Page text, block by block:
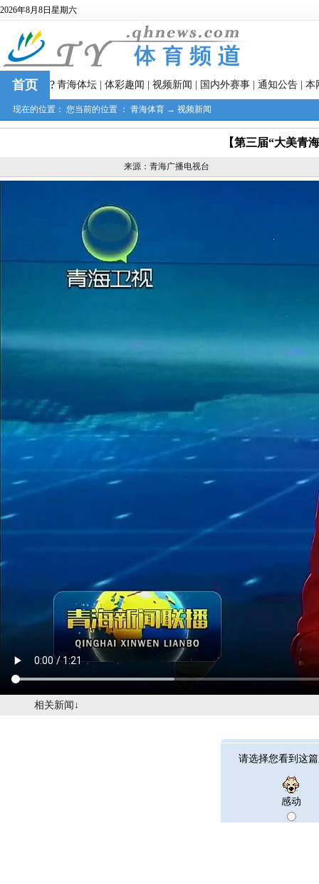
2026年8月8日星期六
首页 ? 青海体坛 体彩趣闻 视频新闻 国内外赛事 通知公告 本
现在的位置： 您当前的位置 ： 青海体育 → 视频新闻
【第三届“大美青
来源：青海广播电视台
相关新闻↓
请选择您看到这
感动